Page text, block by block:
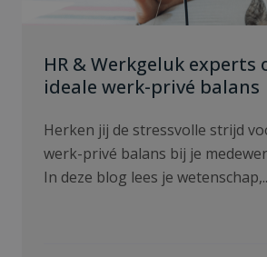
HR & Werkgeluk experts
ideale werk-privé balans
Herken jij de stressvolle strijd
werk-privé balans bij je
In deze blog lees je